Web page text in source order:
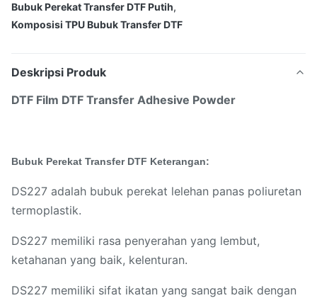
Bubuk Perekat Transfer DTF Putih,
Komposisi TPU Bubuk Transfer DTF
Deskripsi Produk
DTF Film DTF Transfer Adhesive Powder
Bubuk Perekat Transfer DTF Keterangan:
DS227 adalah bubuk perekat lelehan panas poliuretan
termoplastik.
DS227 memiliki rasa penyerahan yang lembut,
ketahanan yang baik, kelenturan.
DS227 memiliki sifat ikatan yang sangat baik dengan